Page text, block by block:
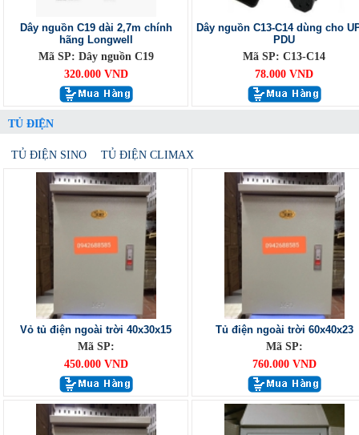
Dây nguồn C19 dài 2,7m chính
hãng Longwell
Mã SP: Dây nguồn C19
320.000 VND
Dây nguồn C13-C14 dùng cho
PDU
Mã SP: C13-C14
78.000 VND
TỦ ĐIỆN
TỦ ĐIỆN SINO TỦ ĐIỆN CLIMAX
Vỏ tủ điện ngoài trời 40x30x15
Mã SP:
450.000 VND
Tủ điện ngoài trời 60x40x23
Mã SP:
760.000 VND